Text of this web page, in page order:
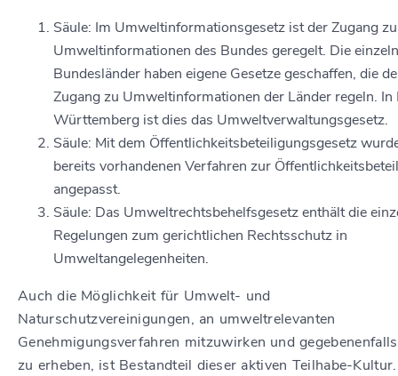
Säule: Im Umweltinformationsgesetz ist der Zugang zu
Umweltinformationen des Bundes geregelt. Die
Bundesländer haben eigene Gesetze geschaffen, die
Zugang zu Umweltinformationen der Länder regeln. In
Württemberg ist dies das Umweltverwaltungsgesetz.
Säule: Mit dem Öffentlichkeitsbeteiligungsgesetz
bereits vorhandenen Verfahren zur
angepasst.
Säule: Das Umweltrechtsbehelfsgesetz enthält die
Regelungen zum gerichtlichen Rechtsschutz in
Umweltangelegenheiten.
Auch die Möglichkeit für Umwelt- und
Naturschutzvereinigungen, an umweltrelevanten
Genehmigungsverfahren mitzuwirken und
zu erheben, ist Bestandteil dieser aktiven Teilhabe-Kultur.